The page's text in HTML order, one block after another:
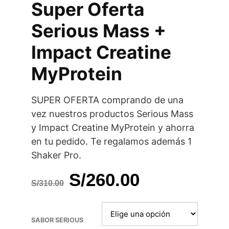
Super Oferta
Serious Mass +
Impact Creatine
MyProtein
SUPER OFERTA comprando de una
vez nuestros productos Serious Mass
y Impact Creatine MyProtein y ahorra
en tu pedido. Te regalamos además 1
Shaker Pro.
S/310.00
El
precio
original
S/260.00El
precio
actual
SABOR SERIOUS